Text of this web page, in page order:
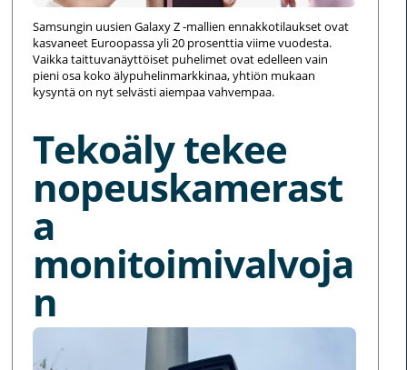
Samsungin uusien Galaxy Z -mallien ennakkotilaukset ovat
kasvaneet Euroopassa yli 20 prosenttia viime vuodesta.
Vaikka taittuvanäyttöiset puhelimet ovat edelleen vain
pieni osa koko älypuhelinmarkkinaa, yhtiön mukaan
kysyntä on nyt selvästi aiempaa vahvempaa.
Tekoäly tekee
nopeuskamerast
a
monitoimivalvoja
n